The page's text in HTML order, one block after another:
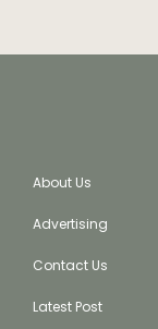
About Us
Advertising
Contact Us
Latest Post